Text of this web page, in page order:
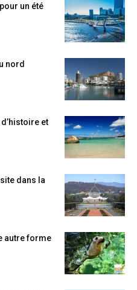
un été
nord
d’histoire et
dans la
autre forme